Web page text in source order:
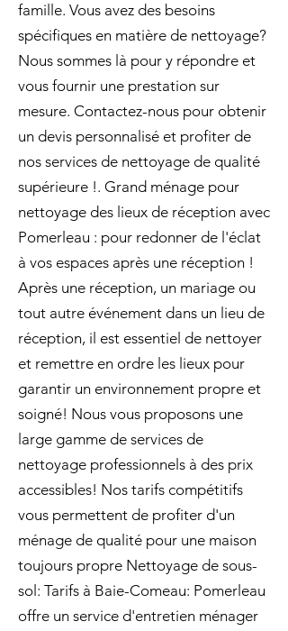
famille. Vous avez des besoins
spécifiques en matière de nettoyage?
Nous sommes là pour y répondre et
vous fournir une prestation sur
mesure. Contactez-nous pour obtenir
un devis personnalisé et profiter de
nos services de nettoyage de qualité
supérieure !. Grand ménage pour
nettoyage des lieux de réception avec
Pomerleau : pour redonner de l'éclat
à vos espaces après une réception !
Après une réception, un mariage ou
tout autre événement dans un lieu de
réception, il est essentiel de nettoyer
et remettre en ordre les lieux pour
garantir un environnement propre et
soigné! Nous vous proposons une
large gamme de services de
nettoyage professionnels à des prix
accessibles! Nos tarifs compétitifs
vous permettent de profiter d'un
ménage de qualité pour une maison
toujours propre Nettoyage de sous-
sol: Tarifs à Baie-Comeau: Pomerleau
offre un service d'entretien ménager